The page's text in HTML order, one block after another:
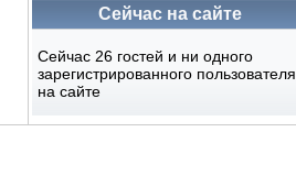
Сейчас на сайте
Сейчас 26 гостей и ни одного
зарегистрированного пользователя
на сайте